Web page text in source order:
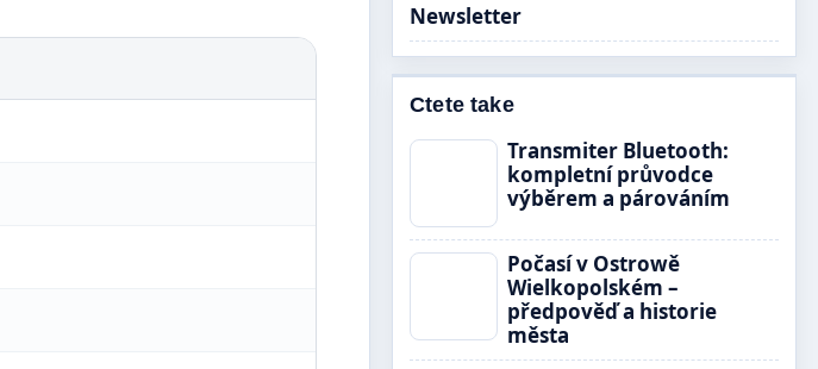
Newsletter
Ctete take
Transmiter Bluetooth:
kompletní průvodce
výběrem a párováním
Počasí v Ostrowě
Wielkopolském –
předpověď a historie
města